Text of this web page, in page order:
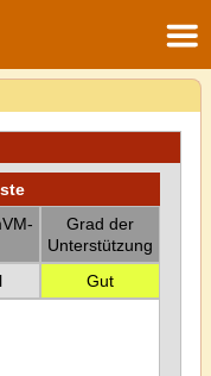
Grad der
Unterstützung
Gut